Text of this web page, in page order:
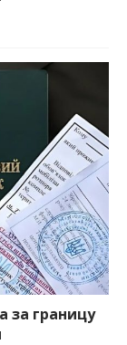
за границу